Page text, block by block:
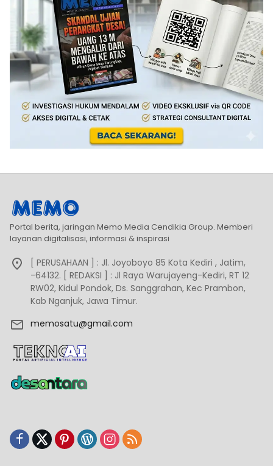
Portal berita, jaringan Memo Media Cendikia Group. Memberi
layanan digitalisasi, informasi & inspirasi
[ PERUSAHAAN ] : Jl. Joyoboyo 85 Kota Kediri , Jatim,
-64132. [ REDAKSI ] : Jl Raya Warujayeng-Kediri, RT 12
RW02, Kidul Pondok, Ds. Sanggrahan, Kec Prambon,
Kab Nganjuk, Jawa Timur.
memosatu@gmail.com